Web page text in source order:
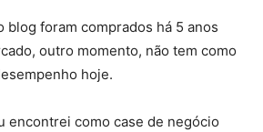
blog foram comprados há 5 anos
outro momento, não tem como
hoje.
encontrei como case de negócio